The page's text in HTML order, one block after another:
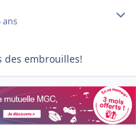
ans
des embrouilles!